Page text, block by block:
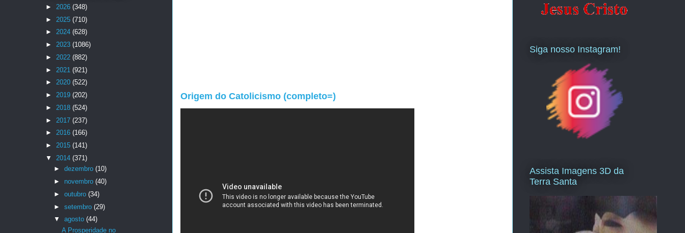
Origem do Catolicismo (completo=)
► 2026 (348)
► 2025 (710)
► 2024 (628)
► 2023 (1086)
► 2022 (882)
► 2021 (921)
► 2020 (522)
► 2019 (202)
► 2018 (524)
► 2017 (237)
► 2016 (166)
► 2015 (141)
▼ 2014 (371)
► dezembro (10)
► novembro (40)
► outubro (34)
► setembro (29)
▼ agosto (44)
A Prosperidade no
Siga nosso Instagram!
Assista Imagens 3D da
Terra Santa